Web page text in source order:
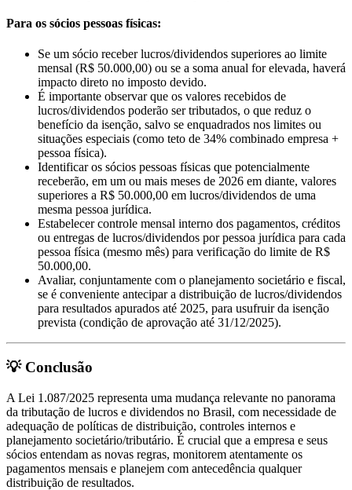
Para os sócios pessoas físicas:
Se um sócio receber lucros/dividendos superiores ao limite
mensal (R$ 50.000,00) ou se a soma anual for elevada, haverá
impacto direto no imposto devido.
É importante observar que os valores recebidos de
lucros/dividendos poderão ser tributados, o que reduz o
benefício da isenção, salvo se enquadrados nos limites ou
situações especiais (como teto de 34% combinado empresa +
pessoa física).
Identificar os sócios pessoas físicas que potencialmente
receberão, em um ou mais meses de 2026 em diante, valores
superiores a R$ 50.000,00 em lucros/dividendos de uma
mesma pessoa jurídica.
Estabelecer controle mensal interno dos pagamentos, créditos
ou entregas de lucros/dividendos por pessoa jurídica para cada
pessoa física (mesmo mês) para verificação do limite de R$
50.000,00.
Avaliar, conjuntamente com o planejamento societário e fiscal,
se é conveniente antecipar a distribuição de lucros/dividendos
para resultados apurados até 2025, para usufruir da isenção
prevista (condição de aprovação até 31/12/2025).
💡 Conclusão
A Lei 1.087/2025 representa uma mudança relevante no panorama
da tributação de lucros e dividendos no Brasil, com necessidade de
adequação de políticas de distribuição, controles internos e
planejamento societário/tributário. É crucial que a empresa e seus
sócios entendam as novas regras, monitorem atentamente os
pagamentos mensais e planejem com antecedência qualquer
distribuição de resultados.